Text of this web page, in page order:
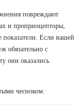
повреждают
и проприоцепторы,
Если вашей
обязательно с
они оказались
чесноком.